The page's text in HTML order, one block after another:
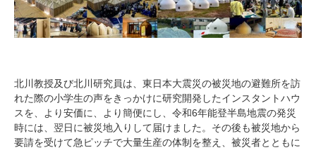
北川教授及び北川研究員は、東日本大震災の被災地の避難所を訪
れた際の小学生の声をきっかけに研究開発したインスタントハウ
スを、より安価に、より簡便にし、令和6年能登半島地震の発災
時には、翌日に被災地入りして届けました。その後も被災地から
要請を受けて急ピッチで大量生産の体制を整え、被災者とともに